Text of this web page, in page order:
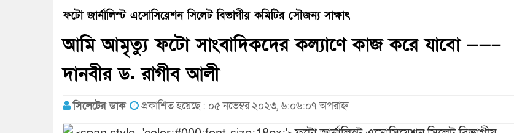
ফটো জার্নালিস্ট এসোসিয়েশন সিলেট বিভাগীয় কমিটির সৌজন্য সাক্ষাৎ
আমি আমৃত্যু ফটো সাংবাদিকদের কল্যাণে কাজ করে যাবো ——–
দানবীর ড. রাগীব আলী
সিলেটের ডাক প্রকাশিত হয়েছে : ০৫ নভেম্বর ২০২৩, ৬:০৬:০৭ অপরাহ্ন